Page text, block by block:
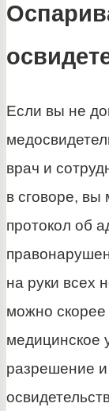
Если вы не
врач и
в сговоре, вы
протокол об
на руки всех
можно скорее
медицинское
разрешение